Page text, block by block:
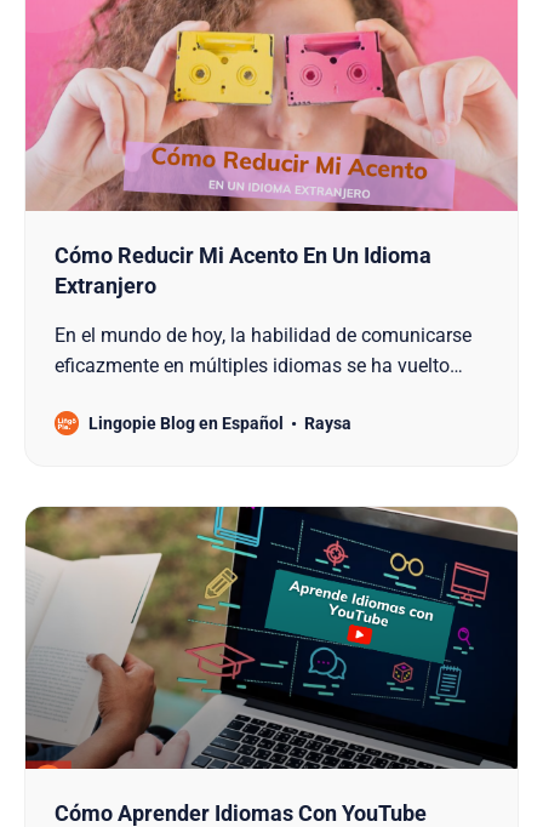
Cómo Reducir Mi Acento En Un Idioma
Extranjero
En el mundo de hoy, la habilidad de comunicarse
eficazmente en múltiples idiomas se ha vuelto
hablantes no nativos que desean aprender nuevos
acento al habla…
Lingopie Blog en Español Raysa
Cómo Aprender Idiomas Con YouTube